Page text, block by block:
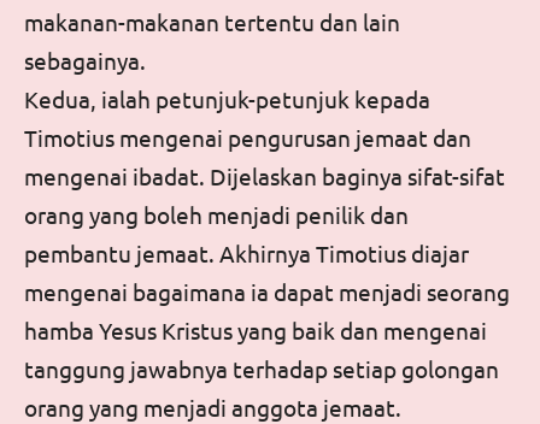
makanan-makanan tertentu dan lain
sebagainya.
Kedua, ialah petunjuk-petunjuk kepada
Timotius mengenai pengurusan jemaat dan
mengenai ibadat. Dijelaskan baginya sifat-sifat
orang yang boleh menjadi penilik dan
pembantu jemaat. Akhirnya Timotius diajar
mengenai bagaimana ia dapat menjadi seorang
hamba Yesus Kristus yang baik dan mengenai
tanggung jawabnya terhadap setiap golongan
orang yang menjadi anggota jemaat.